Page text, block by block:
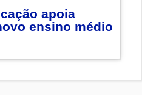
apoia
ensino médio